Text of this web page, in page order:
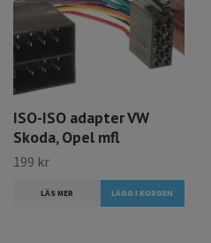
ISO-ISO adapter VW
Skoda, Opel mfl
199 kr
LÄS MER